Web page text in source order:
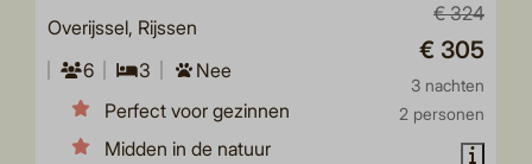
€ 324
€ 305
3 nachten
2 personen
Overijssel, Rijssen
6
3
Nee
Perfect voor gezinnen
Midden in de natuur